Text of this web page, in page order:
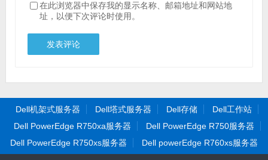
在此浏览器中保存我的显示名称、邮箱地址和网站地
址，以便下次评论时使用。
Dell机架式服务器 Dell塔式服务器 Dell存储
Dell工作站
Dell PowerEdge R750xa服务器
Dell PowerEdge R750服务器
Dell PowerEdge R750xs服务器
Dell powerEdge R760xs服务器